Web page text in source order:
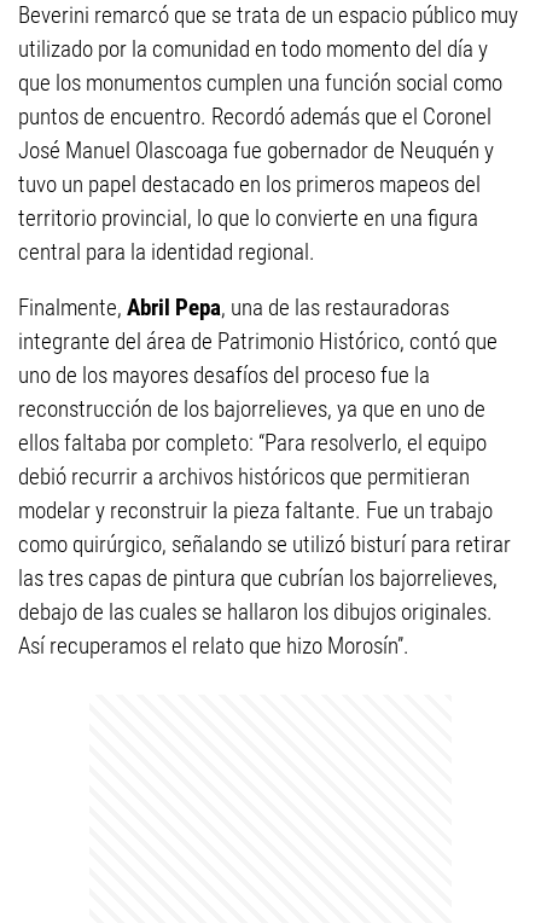
Beverini remarcó que se trata de un espacio público muy
utilizado por la comunidad en todo momento del día y
que los monumentos cumplen una función social como
puntos de encuentro. Recordó además que el Coronel
José Manuel Olascoaga fue gobernador de Neuquén y
tuvo un papel destacado en los primeros mapeos del
territorio provincial, lo que lo convierte en una figura
central para la identidad regional.
Finalmente, Abril Pepa, una de las restauradoras
integrante del área de Patrimonio Histórico, contó que
uno de los mayores desafíos del proceso fue la
reconstrucción de los bajorrelieves, ya que en uno de
ellos faltaba por completo: “Para resolverlo, el equipo
debió recurrir a archivos históricos que permitieran
modelar y reconstruir la pieza faltante. Fue un trabajo
como quirúrgico, señalando se utilizó bisturí para retirar
las tres capas de pintura que cubrían los bajorrelieves,
debajo de las cuales se hallaron los dibujos originales.
Así recuperamos el relato que hizo Morosín”.